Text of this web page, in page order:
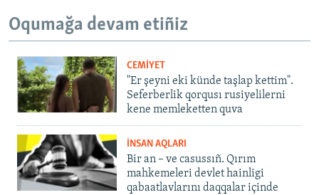
Oqumağa devam etiñiz
CEMİYET
"Er şeyni eki künde taşlap kettim".
Seferberlik qorqusı rusiyelilerni
kene memleketten quva
İNSAN AQLARI
Bir an – ve casussıñ. Qırım
mahkemeleri devlet hainligi
qabaatlavlarını daqqalar içinde